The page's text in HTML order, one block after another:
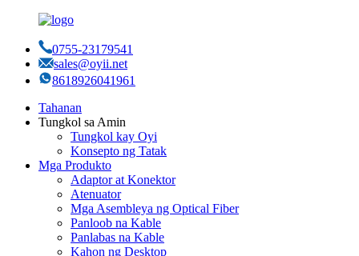
0755-23179541
sales@oyii.net
8618926041961
Tahanan
Tungkol sa Amin
Tungkol kay Oyi
Konsepto ng Tatak
Mga Produkto
Adaptor at Konektor
Atenuator
Mga Asembleya ng Optical Fiber
Panloob na Kable
Panlabas na Kable
Kahon ng Desktop